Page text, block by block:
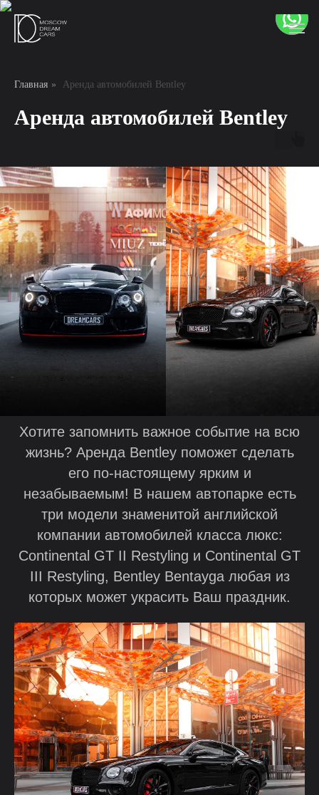
Главная » Аренда автомобилей Bentley
Аренда автомобилей Bentley
Хотите запомнить важное событие на всю
жизнь? Аренда Bentley поможет сделать
его по-настоящему ярким и
незабываемым! В нашем автопарке есть
три модели знаменитой английской
компании автомобилей класса люкс:
Continental GT II Restyling и Continental GT
III Restyling, Bentley Bentayga любая из
которых может украсить Ваш праздник.